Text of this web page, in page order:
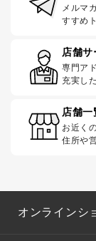
メルマ
すすめ
店舗サ
専門ア
充実し
店舗一
お近く
住所や
オンラインシ